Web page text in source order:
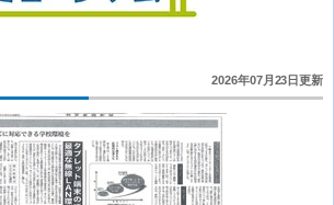
2026年07月23日更新